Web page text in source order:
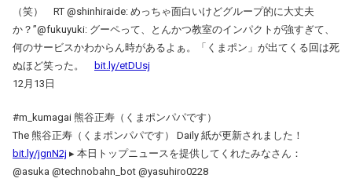
（笑） RT @shinhiraide: めっちゃ面白いけどグループ的に大丈夫
か？”@fukuyuki: グーペって、とんかつ教室のインパクトが強すぎて、
何のサービスかわからん時があるよぁ。「くまポン」が出てくる回は死
ぬほど笑った。
bit.ly/etDUsj
12月13日
#m_kumagai 熊谷正寿（くまポンパパです）
The 熊谷正寿（くまポンパパです） Daily 紙が更新されました！
bit.ly/jgnN2j ▸ 本日トップニュースを提供してくれたみなさん：
@asuka @technobahn_bot @yasuhiro0228